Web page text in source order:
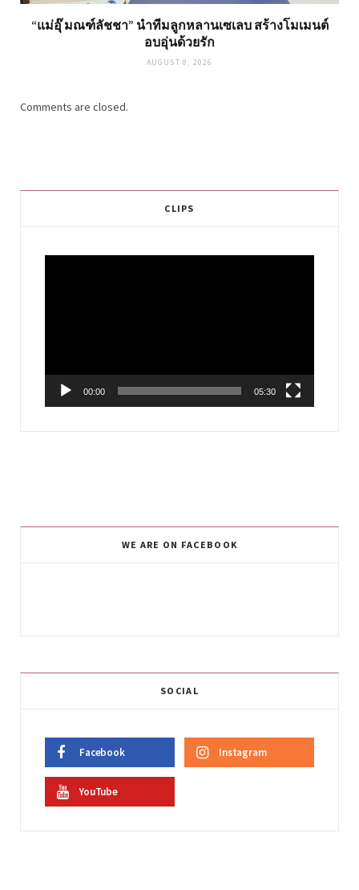
“แม่อุ๊ มณฑ์ลัชชา” นำทีมลูกหลานเซเลบ สร้างโมเมนต์
อบอุ่นด้วยรัก
AUGUST 8, 2026
Comments are closed.
CLIPS
00:00 05:30
WE ARE ON FACEBOOK
SOCIAL
Facebook Instagram
YouTube